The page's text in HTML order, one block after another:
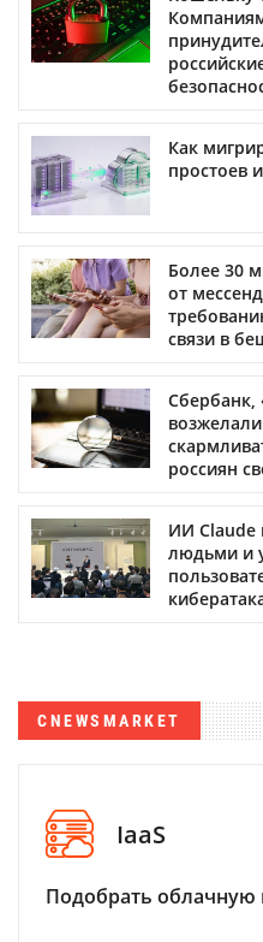
Как
простоев
Более 30
от
связи в
Сбербанк,
россиян
ИИ Claude
людьми и
CNEWSMARKET
IaaS
Подобрать облачную